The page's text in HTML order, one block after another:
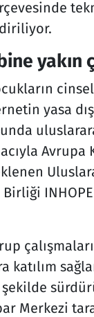
yakın
yasa
Avrupa
katılım
Merkezi